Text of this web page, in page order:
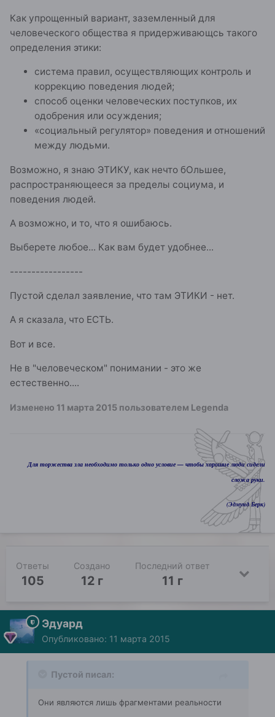
Как упрощенный вариант, заземленный для
человеческого общества я придерживающсь такого
определения этики:
система правил, осуществляющих контроль и
коррекцию поведения людей;
способ оценки человеческих поступков, их
одобрения или осуждения;
«социальный регулятор» поведения и отношений
между людьми.
Возможно, я знаю ЭТИКУ, как нечто бОльшее,
распространяющееся за пределы социума, и
поведения людей.
А возможно, и то, что я ошибаюсь.
Выберете любое... Как вам будет удобнее...
-----------------
Пустой сделал заявление, что там ЭТИКИ - нет.
А я сказала, что ЕСТЬ.
Вот и все.
Не в "человеческом" понимании - это же
естественно....
Изменено 11 марта 2015 пользователем Legenda
Для торжества зла необходимо только одно условие — чтобы хорошие люди сидели
сложа руки.
(Эдмунд Берк)
Ответы
105
Создано
12 г
Последний ответ
11 г
Эдуард
Опубликовано: 11 марта 2015
Пустой писал:
Они являются лишь фрагментами реальности